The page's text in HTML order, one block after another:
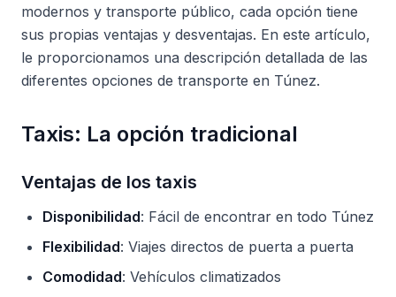
modernos y transporte público, cada opción tiene
sus propias ventajas y desventajas. En este artículo,
le proporcionamos una descripción detallada de las
diferentes opciones de transporte en Túnez.
Taxis: La opción tradicional
Ventajas de los taxis
Disponibilidad: Fácil de encontrar en todo Túnez
Flexibilidad: Viajes directos de puerta a puerta
Comodidad: Vehículos climatizados